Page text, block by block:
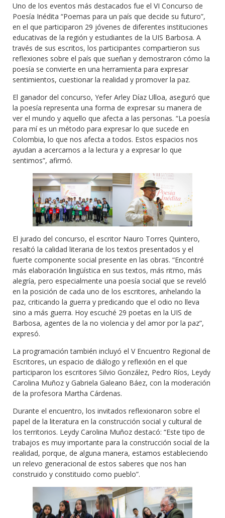
Uno de los eventos más destacados fue el VI Concurso de
Poesía Inédita “Poemas para un país que decide su futuro”,
en el que participaron 29 jóvenes de diferentes instituciones
educativas de la región y estudiantes de la UIS Barbosa. A
través de sus escritos, los participantes compartieron sus
reflexiones sobre el país que sueñan y demostraron cómo la
poesía se convierte en una herramienta para expresar
sentimientos, cuestionar la realidad y promover la paz.
El ganador del concurso, Yefer Arley Díaz Ulloa, aseguró que
la poesía representa una forma de expresar su manera de
ver el mundo y aquello que afecta a las personas. “La poesía
para mí es un método para expresar lo que sucede en
Colombia, lo que nos afecta a todos. Estos espacios nos
ayudan a acercarnos a la lectura y a expresar lo que
sentimos”, afirmó.
El jurado del concurso, el escritor Nauro Torres Quintero,
resaltó la calidad literaria de los textos presentados y el
fuerte componente social presente en las obras. “Encontré
más elaboración lingüística en sus textos, más ritmo, más
alegría, pero especialmente una poesía social que se reveló
en la posición de cada uno de los escritores, anhelando la
paz, criticando la guerra y predicando que el odio no lleva
sino a más guerra. Hoy escuché 29 poetas en la UIS de
Barbosa, agentes de la no violencia y del amor por la paz”,
expresó.
La programación también incluyó el V Encuentro Regional de
Escritores, un espacio de diálogo y reflexión en el que
participaron los escritores Silvio González, Pedro Ríos, Leydy
Carolina Muñoz y Gabriela Galeano Báez, con la moderación
de la profesora Martha Cárdenas.
Durante el encuentro, los invitados reflexionaron sobre el
papel de la literatura en la construcción social y cultural de
los territorios. Leydy Carolina Muñoz destacó: “Este tipo de
trabajos es muy importante para la construcción social de la
realidad, porque, de alguna manera, estamos estableciendo
un relevo generacional de estos saberes que nos han
construido y constituido como pueblo”.